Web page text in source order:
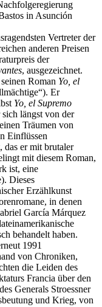
in Asunción
Vertreter der
anderen Preisen
der
, ausgezeichnet.
Roman Yo, el
Er
Yo, el Supremo
sich längst von der
Träumen von
Einflüssen
das er mit brutaler
mit diesem Roman,
ist, eine
Dieses
Erzählkunst
in denen
García Márquez
behandelt haben.
1991
von Chroniken,
die Leiden des
Francia über den
Generals Stroessner
und Krieg, von